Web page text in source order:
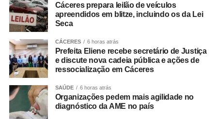
A ação contou com apoio de equipes da Regional de
Várzea Grande e da Diretoria Metropolitana, que atuaram
no cumprimento simultâneo dos mandados judiciais.
As investigações prosseguem para identificar outros
integrantes da organização criminosa e aprofundar a
apuração dos crimes relacionados ao tráfico de drogas e
à atuação da facção no município.
Cáceres prepara leilão de veículos
apreendidos em blitze, incluindo os da Lei
Seca
CÁCERES 6 horas atrás
Prefeita Eliene recebe secretário de Justiça
e discute nova cadeia pública e ações de
ressocialização em Cáceres
SAÚDE 6 horas atrás
Organizações pedem mais agilidade no
diagnóstico da AME no país